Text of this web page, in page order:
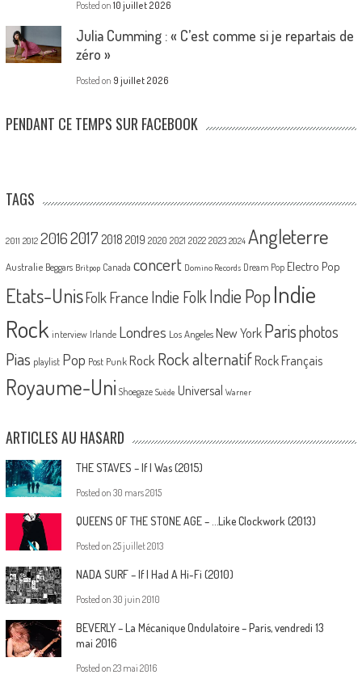
Posted on 10 juillet 2026
Julia Cumming : « C’est comme si je repartais de
zéro »
Posted on 9 juillet 2026
PENDANT CE TEMPS SUR FACEBOOK
TAGS
2011 2012 20162017 2018 2019 2020 2021 2022 2023 2024 Angleterre
Australie Beggars Britpop Canada concert Domino Records Dream Pop Electro Pop
Etats-UnisFolk France Indie Folk Indie PopIndie
Rock interview Irlande Londres Los Angeles New York Parisphotos
Pias playlist Pop Post Punk Rock Rock alternatif Rock Français
Royaume-Uni Shoegaze Suède Universal Warner
ARTICLES AU HASARD
THE STAVES – If I Was (2015)
Posted on 30 mars 2015
QUEENS OF THE STONE AGE – …Like Clockwork (2013)
Posted on 25 juillet 2013
NADA SURF – If I Had A Hi-Fi (2010)
Posted on 30 juin 2010
BEVERLY – La Mécanique Ondulatoire – Paris, vendredi 13
mai 2016
Posted on 23 mai 2016